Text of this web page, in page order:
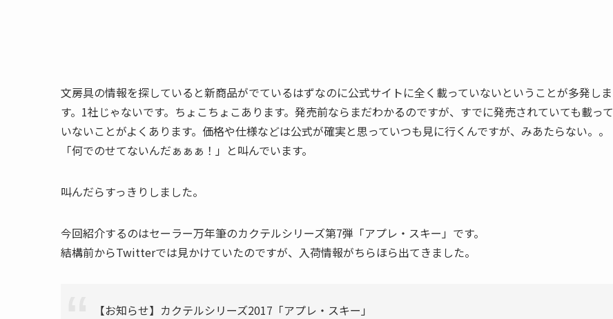
文房具の情報を探していると新商品がでているはずなのに公式サイトに全く載っていないということが多発しま
す。1社じゃないです。ちょこちょこあります。発売前ならまだわかるのですが、すでに発売されていても載って
いないことがよくあります。価格や仕様などは公式が確実と思っていつも見に行くんですが、みあたらない。。
「何でのせてないんだぁぁぁ！」と叫んでいます。
叫んだらすっきりしました。
今回紹介するのはセーラー万年筆のカクテルシリーズ第7弾「アプレ・スキー」です。
結構前からTwitterでは見かけていたのですが、入荷情報がちらほら出てきました。
【お知らせ】カクテルシリーズ2017「アプレ・スキー」